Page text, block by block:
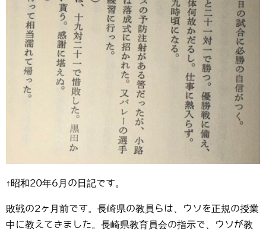
↑昭和20年6月の日記です。
敗戦の2ヶ月前です。長崎県の教員らは、ウソを正規の授業
中に教えてきました。長崎県教育員会の指示で、ウソが教